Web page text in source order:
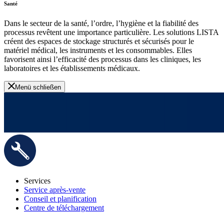
Santé
Dans le secteur de la santé, l’ordre, l’hygiène et la fiabilité des
processus revêtent une importance particulière. Les solutions LISTA
créent des espaces de stockage structurés et sécurisés pour le
matériel médical, les instruments et les consommables. Elles
favorisent ainsi l’efficacité des processus dans les cliniques, les
laboratoires et les établissements médicaux.
Menü schließen
Services
Service après-vente
Conseil et planification
Centre de téléchargement